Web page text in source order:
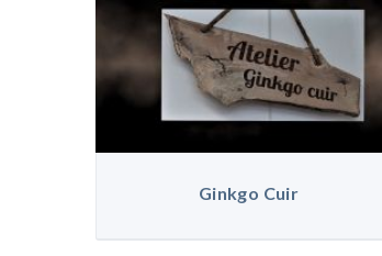
Ginkgo Cuir